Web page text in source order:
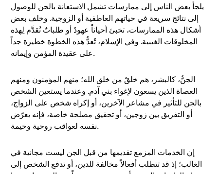
يلجأ بعض الناس إلى ممارسات تشمل الاستعانة بالجن للوصول
إلى نتائج سريعة في حياتهم العاطفية أو الزوجية. وخلف بعض
أشكال هذه الممارسات، تخبئ أحياناً عهودٌ أو طلباتٌ تُقدَّم لِهذه
المخلوقات الغيبية. وفي الإسلام، تُعدُّ هذه الخطوة خطيرة جداً
على عقيدة المؤمن وإيمانه.
الجنُّ، كالبشر، هم خلقٌ من خلق الله؛ منهم المؤمنون ومنهم
العصاة الذين يسعون لإغواء بني آدم. وعندما يستعين الشخص
بالجن للتأثير في مشاعر الآخرين، أو إكراه شخص على الزواج،
أو التفريق بين زوجين، أو تحقيق مصلحة خاصة، فإنه يعرّض
نفسه لعواقب روحية وخيمة.
إن الخدمات المزمع تقديمها من قبل الجن ليست مجانية في
الغالب؛ إذ قد تتطلب أفعالاً مخالفة للدين، أو تدفع الشخص إلى